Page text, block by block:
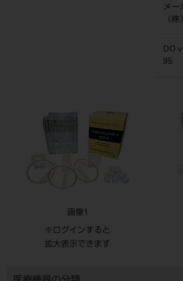
メー
（
DO
95
画像1
※ログインすると
拡大表示できます